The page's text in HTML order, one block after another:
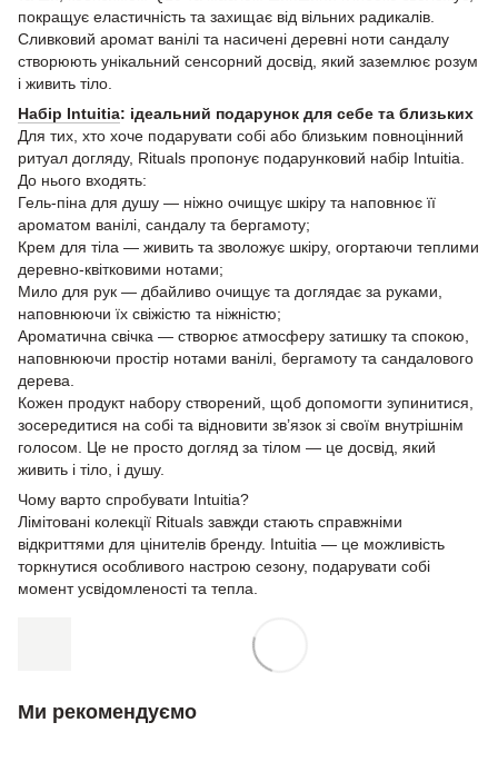
покращує еластичність та захищає від вільних радикалів.
Сливковий аромат ванілі та насичені деревні ноти сандалу
створюють унікальний сенсорний досвід, який заземлює розум
і живить тіло.
Набір Intuitia: ідеальний подарунок для себе та близьких
Для тих, хто хоче подарувати собі або близьким повноцінний
ритуал догляду, Rituals пропонує подарунковий набір Intuitia.
До нього входять:
Гель-піна для душу — ніжно очищує шкіру та наповнює її
ароматом ванілі, сандалу та бергамоту;
Крем для тіла — живить та зволожує шкіру, огортаючи теплими
деревно-квітковими нотами;
Мило для рук — дбайливо очищує та доглядає за руками,
наповнюючи їх свіжістю та ніжністю;
Ароматична свічка — створює атмосферу затишку та спокою,
наповнюючи простір нотами ванілі, бергамоту та сандалового
дерева.
Кожен продукт набору створений, щоб допомогти зупинитися,
зосередитися на собі та відновити зв’язок зі своїм внутрішнім
голосом. Це не просто догляд за тілом — це досвід, який
живить і тіло, і душу.
Чому варто спробувати Intuitia?
Лімітовані колекції Rituals завжди стають справжніми
відкриттями для цінителів бренду. Intuitia — це можливість
торкнутися особливого настрою сезону, подарувати собі
момент усвідомленості та тепла.
Ми рекомендуємо